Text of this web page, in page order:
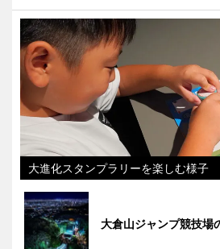
大進化スタンプラリーを楽しむ様子
大倉山ジャンプ競技場